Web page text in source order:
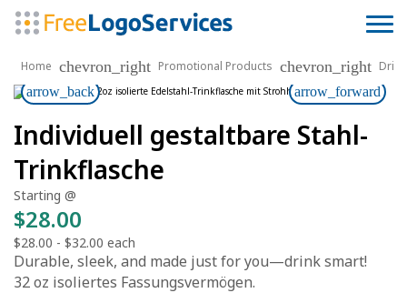
Home chevron_right Promotional Products chevron_right
arrow_back
arrow_forward
Individuell gestaltbare Stahl-
Trinkflasche
Starting @
$28.00
$28.00 - $32.00 each
Durable, sleek, and made just for you—drink smart!
32 oz isoliertes Fassungsvermögen.